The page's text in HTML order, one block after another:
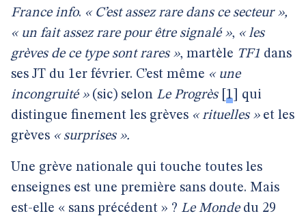
France info. « C’est assez rare dans ce secteur »,
« un fait assez rare pour être signalé », « les
grèves de ce type sont rares », martèle TF1 dans
ses JT du 1er février. C’est même « une
incongruité »(sic) selon Le Progrès[ 1
qui
distingue finement les grèves « rituelles »et les
grèves « surprises ».
Une grève nationale qui touche toutes les
enseignes est une première sans doute. Mais
est-elle « sans précédent » ? Le Mondedu 29